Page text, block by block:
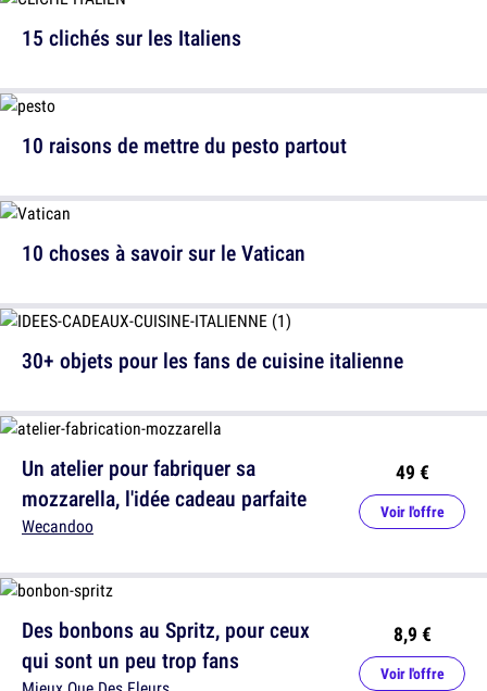
15 clichés sur les Italiens
10 choses à savoir sur le Vatican
Un atelier pour fabriquer sa
mozzarella, l'idée cadeau parfaite
Wecandoo
49 €
Voir l'offre
10 raisons de mettre du pesto partout
30+ objets pour les fans de cuisine italienne
Des bonbons au Spritz, pour ceux
qui sont un peu trop fans
8,9 €
Voir l'offre